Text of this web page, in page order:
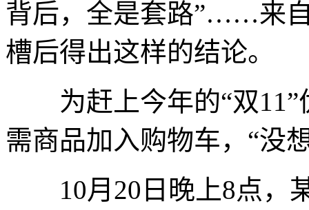
背后，全是套路”……来
槽后得出这样的结论。
为赶上今年的“双11”
需商品加入购物车，“没
10月20日晚上8点，某